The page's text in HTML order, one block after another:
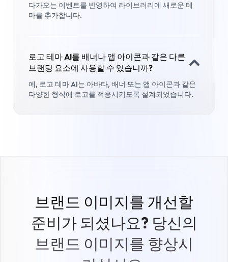
다가오는 이벤트를 반영하여 라이브러리에 새로운 테
마를 추가합니다.
로고 테마 AI를 배너나 앱 아이콘과 같은 다른
브랜딩 요소에 사용할 수 있습니까?
예, 로고 테마 AI는 아바타, 배너 또는 앱 아이콘과 같은
다양한 형식에 로고를 적응시키도록 설계되었습니다.
브랜드 이미지를 개선할
준비가 되셨나요? 당신의
브랜드 이미지를 향상시